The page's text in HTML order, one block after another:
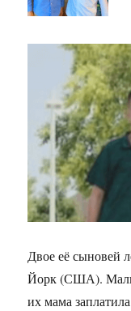
Двое её
Йорк (США).
их мама